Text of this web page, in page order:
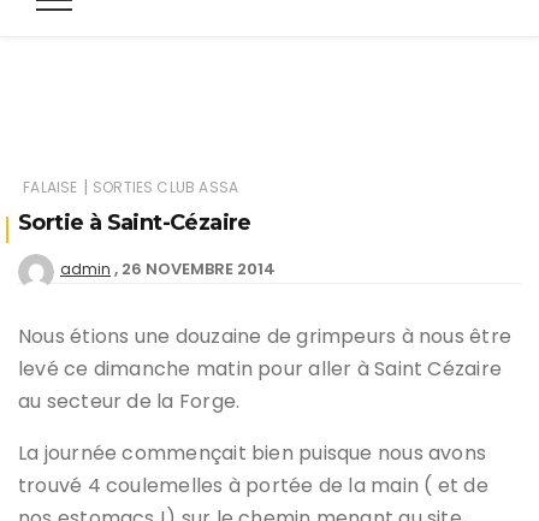
FALAISE | SORTIES CLUB ASSA
Sortie à Saint-Cézaire
admin 26 NOVEMBRE 2014
Nous étions une douzaine de grimpeurs à nous être
levé ce dimanche matin pour aller à Saint Cézaire
au secteur de la Forge.
La journée commençait bien puisque nous avons
trouvé 4 coulemelles à portée de la main ( et de